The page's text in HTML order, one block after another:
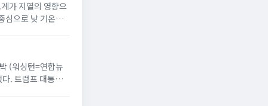
가 지열의 영향으
심으로 낮 기온이
(워싱턴=연합뉴
. 트럼프 대통령